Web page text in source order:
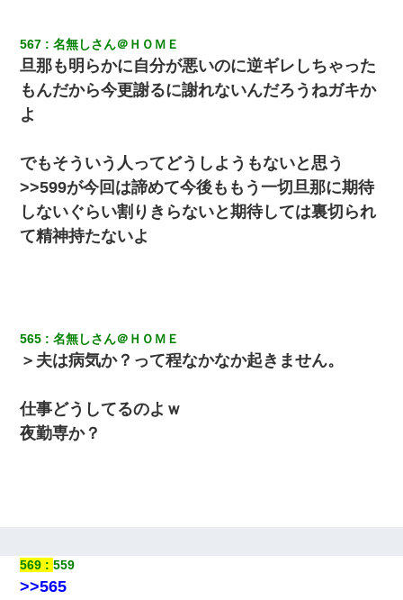
この母親は娘の黒歴史を掘り出さないと死ぬんか？ 死ぬんか？
【戦争】不妊の俺嫁に弟嫁が2日間4歳児を託児 俺嫁はそこまで気
私（23）冗談のつもりで上司（27）に胸を揉ませた結果・・・
友人とふたりで山口に旅行した時の事。レンタカーを借りて山の
姉旦那の友達「ほんとのパパだよ～」私のお腹を触ってほざく。
→思わず手を叩いて振り払ったら…
567 名無しさん＠ＨＯＭＥ
旦那も明らかに自分が悪いのに逆ギレしちゃった
もんだから今更謝るに謝れないんだろうねガキか
よ
でもそういう人ってどうしようもないと思う
>>599が今回は諦めて今後ももう一切旦那に期待
しないぐらい割りきらないと期待しては裏切られ
て精神持たないよ
565 名無しさん＠ＨＯＭＥ
＞夫は病気か？って程なかなか起きません。
仕事どうしてるのよｗ
夜勤専か？
569 559
>>565